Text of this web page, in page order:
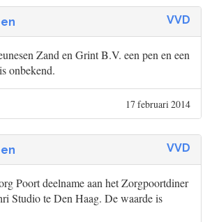
VVD
Zand en Grint B.V. een pen en een
onbekend.
17 februari 2014
VVD
Poort deelname aan het Zorgpoortdiner
Studio te Den Haag. De waarde is